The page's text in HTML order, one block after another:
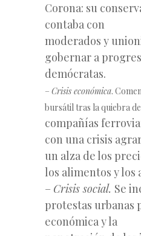
Corona: su
contaba con
moderados y
gobernar a
demócratas.
– Crisis económica.
bursátil tras la quiebra
compañías
con una crisis
un alza de los
los alimentos y los
– Crisis social. Se
protestas urbanas
económica y la